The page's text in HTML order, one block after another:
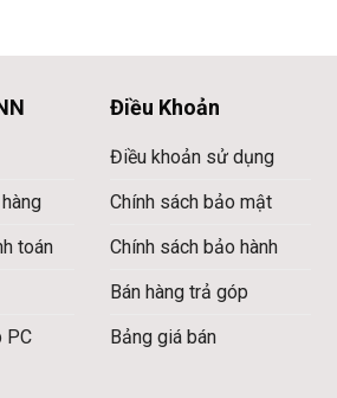
toán
PC
Điều Khoản
Điều khoản sử dụng
Chính sách bảo mật
Chính sách bảo hành
Bán hàng trả góp
Bảng giá bán